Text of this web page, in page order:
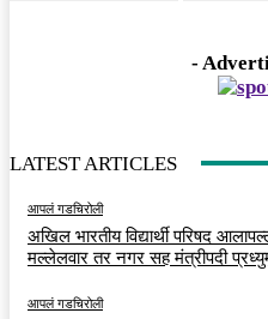
-
LATEST ARTICLES
आपलं गडचिरोली
अखिल भारतीय विद्यार्थी परिषद
मल्लेलवार तर नगर सह मंत्रीपदी
आपलं गडचिरोली